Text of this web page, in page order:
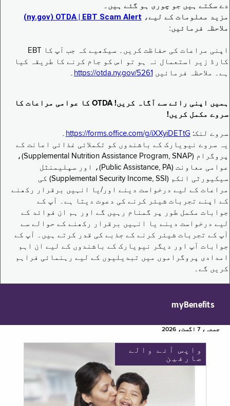
دے سکتے ہیں جو چوری ہو گئے ہیں۔
مزید معلومات کے لیے، EBT Scam Alert ‏| OTDA ‏(ny.gov)
ملاحظہ فرمائیں:
اپنی مراعات کی حفاظت کریں۔ سیکھیے کہ جب آپ کا EBT
کارڈ زیر استعمال نہ ہو تو اس کو جام کرنے کا طریقہ کیا
ہے۔ ملاحظہ فرمائیں https://otda.ny.gov/5261 ۔
ہمیں اپنی رائے سے آگاہ کریں! OTDA کا عوامی مراعات کا
سروے مکمل کریں!
سروے لنک: https://forms.office.com/g/iXXyiDETtG ۔
یہ سروے نیویارک کے باشندوں کو تکملائی غذائی اعانت کے
پروگرام (Supplemental Nutrition Assistance Program, SNAP)،
عوامی معاونت (Public Assistance, PA)، اور سپلیمنٹل
سیکیورٹی انکم (Supplemental Security Income, SSI) کی
مراعات کے لیے درخواست دینے اور/یا انہیں برقرار رکھنے
کے اپنے تجربات شیئر کرنے کی دعوت دیتا ہے۔ آپ کے
جوابات مکمل طور پر گمنام رہیں گے اور ہم ان فوائد کے
لیے درخواست دینے یا انہیں برقرار رکھنے کے حوالے سے
آپ کے تجربات شیئر کرنے کے جذبے کی قدر کرتے ہیں۔ آپ کے
جوابات آپ اور دیگر نیویارک کے باشندوں کے لیے ان اہم
امدادی پروگراموں میں تبدیلیوں کے لیے رہنمائی فراہم
کریں گے۔
myBenefits
جمعہ، 7 اگست، 2026
واپس آنے والے
صارفین